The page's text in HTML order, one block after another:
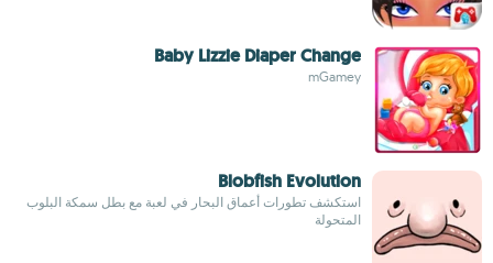
Baby Lizzie Diaper Change
mGamey
Blobfish Evolution
استكشف تطورات أعماق البحار في لعبة مع بطل سمكة البلوب
المتحولة